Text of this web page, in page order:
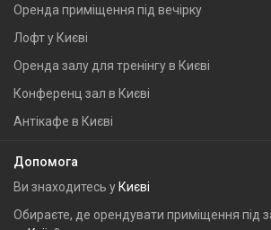
Оренда приміщення під вечірку
Лофт у Києві
Оренда залу для тренінгу в Києві
Конференц зал в Києві
Антікафе в Києві
Допомога
Ви знаходитесь у Києві
Обираєте, де орендувати приміщення під